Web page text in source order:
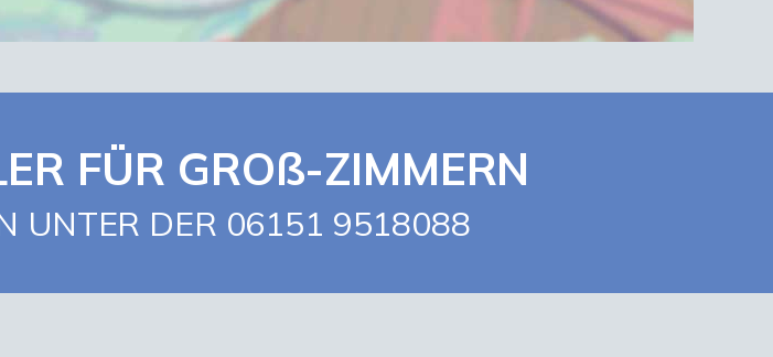
FÜR GROß-ZIMMERN
UNTER DER 06151 9518088